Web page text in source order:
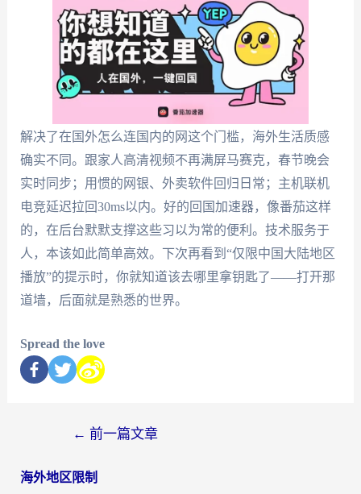
解决了在国外怎么连国内的网这个门槛，海外生活质感
确实不同。跟家人高清视频不再满屏马赛克，春节晚会
实时同步；用惯的网银、外卖软件回归日常；主机联机
电竞延迟拉回30ms以内。好的回国加速器，像番茄这样
的，在后台默默支撑这些习以为常的便利。技术服务于
人，本该如此简单高效。下次再看到“仅限中国大陆地区
播放”的提示时，你就知道该去哪里拿钥匙了——打开那
道墙，后面就是熟悉的世界。
Spread the love
← 前一篇文章
海外地区限制